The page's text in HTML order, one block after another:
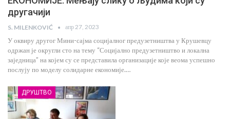
другачији
S. MILENKOVIĆ апр 27, 2023
У оквиру другог Мини-сајма социјалног предузетништва у Крушевцу
одржан је округли сто на тему “Социјално предузетништво и локална
заједница” на којем су се представила организације које веома успешно
послују по моделу солидарне економије.…
ДРУШТВО